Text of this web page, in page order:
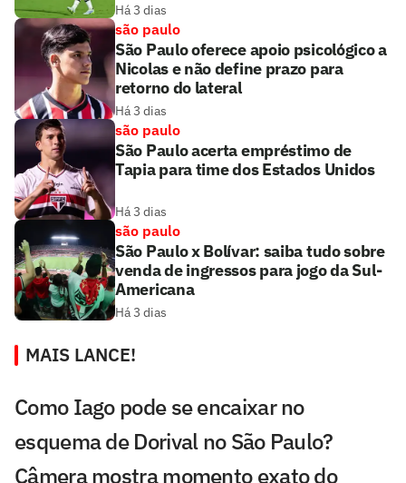
Há 3 dias
são paulo
São Paulo oferece apoio psicológico a
Nicolas e não define prazo para
retorno do lateral
Há 3 dias
são paulo
São Paulo acerta empréstimo de
Tapia para time dos Estados Unidos
Há 3 dias
são paulo
São Paulo x Bolívar: saiba tudo sobre
venda de ingressos para jogo da Sul-
Americana
Há 3 dias
MAIS LANCE!
Como Iago pode se encaixar no
esquema de Dorival no São Paulo?
Câmera mostra momento exato do